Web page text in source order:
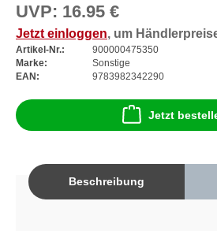
UVP: 16.95 €
Jetzt einloggen, um
Artikel-Nr.:
900000475350
Marke:
Sonstige
EAN:
9783982342290
Jetzt
Beschreibung